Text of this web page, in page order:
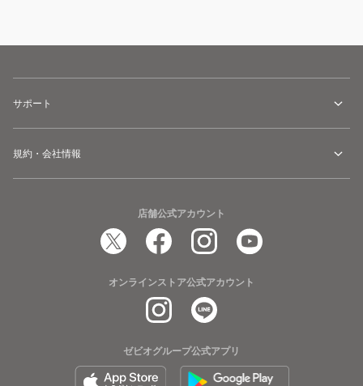
サポート
規約・会社情報
店舗公式アカウント
オンラインストア公式アカウント
ゼビオグループ公式アプリ